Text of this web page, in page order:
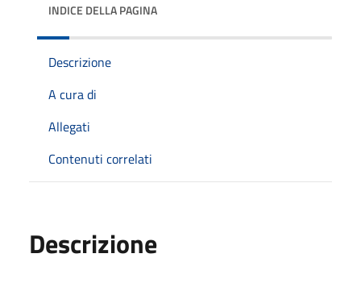
INDICE DELLA PAGINA
Descrizione
A cura di
Allegati
Contenuti correlati
Descrizione